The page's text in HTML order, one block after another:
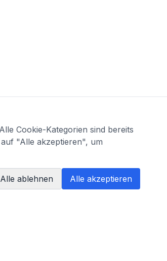
Cookie-Kategorien sind bereits
"Alle akzeptieren", um
Alle ablehnen Alle akzeptieren